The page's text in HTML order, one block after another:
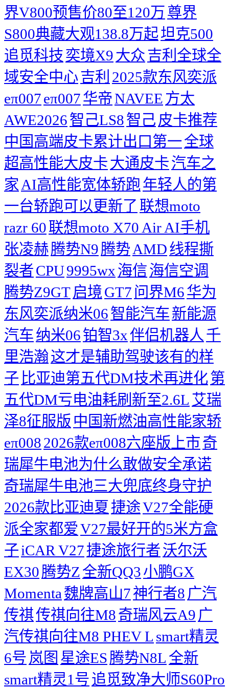
界V800预售价80至120万尊界
S800典藏大观138.8万起坦克500
追觅科技奕境X9大众吉利全球全
域安全中心吉利 2025款东风奕派
eπ007eπ007华帝NAVEE 方太
AWE2026智己LS8智己 皮卡推荐
中国高端皮卡累计出口第一全球
超高性能大皮卡大通皮卡汽车之
家 AI高性能宽体轿跑年轻人的第
一台轿跑可以更新了 联想moto
razr 60联想moto X70 Air AI手机
张凌赫腾势N9腾势AMD线程撕
裂者CPU9995wx海信海信空调
腾势Z9GT启境GT7 问界M6华为
东风奕派纳米06智能汽车新能源
汽车纳米06铂智3x伴侣机器人 千
里浩瀚这才是辅助驾驶该有的样
子 比亚迪第五代DM技术再进化第
五代DM亏电油耗刷新至2.6L 艾瑞
泽8征服版 中国新燃油高性能家轿
eπ0082026款eπ008六座版上市奇
瑞犀牛电池为什么敢做安全承诺
奇瑞犀牛电池三大兜底终身守护
2026款比亚迪夏 捷途V27全能硬
派全家都爱V27最好开的5米方盒
子iCAR V27捷途旅行者沃尔沃
EX30腾势Z 全新QQ3小鹏GX
Momenta 魏牌高山7神行者8 广汽
传祺传祺向往M8奇瑞风云A9 广
汽传祺向往M8 PHEV L smart精灵
6号 岚图 星途ES腾势N8L 全新
smart精灵1号追觅致净大师S60Pro